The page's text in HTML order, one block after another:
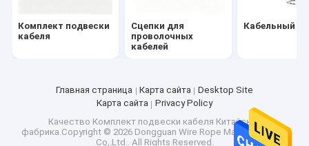
Комплект подвески
кабеля
Сцепки для
проволочных
кабелей
Кабельный
Главная страница Карта сайта
Desktop Site
Карта сайта
Privacy Policy
Качество Комплект подвески кабеля Китайская
фабрика.Copyright © 2026 Dongguan Wire Rope Mate HardWare
Co,.Ltd.. All Rights Reserved.